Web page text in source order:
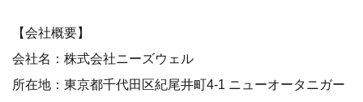
【会社概要】
会社名：株式会社ニーズウェル
所在地：東京都千代田区紀尾井町4-1 ニューオータニガー